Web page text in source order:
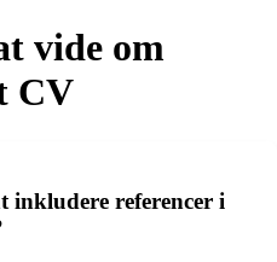
vide om
CV
inkludere referencer i